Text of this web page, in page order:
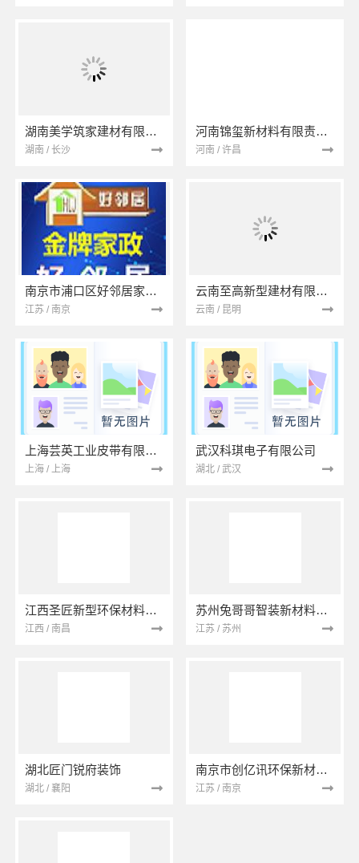
湖南美学筑家建材有限公司
湖南 / 长沙
河南锦玺新材料有限责任公司
河南 / 许昌
南京市浦口区好邻居家政服务中心
江苏 / 南京
云南至高新型建材有限公司
云南 / 昆明
上海芸英工业皮带有限公司
上海 / 上海
武汉科琪电子有限公司
湖北 / 武汉
江西圣匠新型环保材料有限公司
江西 / 南昌
苏州兔哥哥智装新材料有限公司
江苏 / 苏州
湖北匠门锐府装饰
湖北 / 襄阳
南京市创亿讯环保新材料有限公司
江苏 / 南京